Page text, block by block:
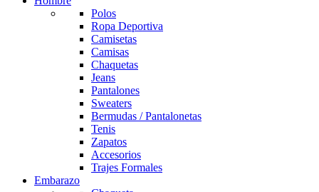
Polos
Ropa Deportiva
Camisetas
Camisas
Chaquetas
Jeans
Pantalones
Sweaters
Bermudas / Pantalonetas
Tenis
Zapatos
Accesorios
Trajes Formales
Embarazo